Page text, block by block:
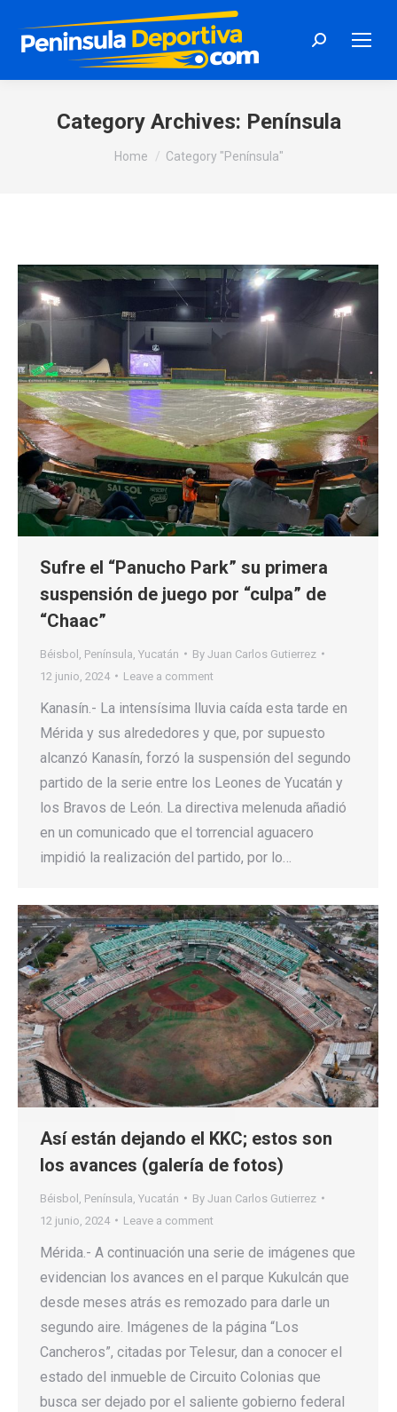
Search:
Category Archives: Península
You are here:
Home Category "Península"
Sufre el “Panucho Park” su primera
suspensión de juego por “culpa” de
“Chaac”
Béisbol Península Yucatán By Juan Carlos Gutierrez
12 junio, 2024
Leave a comment
Kanasín.- La intensísima lluvia caída esta tarde en
Mérida y sus alrededores y que, por supuesto
alcanzó Kanasín, forzó la suspensión del segundo
partido de la serie entre los Leones de Yucatán y
los Bravos de León. La directiva melenuda añadió
en un comunicado que el torrencial aguacero
impidió la realización del partido, por lo…
Así están dejando el KKC; estos son
los avances (galería de fotos)
Béisbol Península Yucatán By Juan Carlos Gutierrez
12 junio, 2024
Leave a comment
Mérida.- A continuación una serie de imágenes que
evidencian los avances en el parque Kukulcán que
desde meses atrás es remozado para darle un
segundo aire. Imágenes de la página “Los
Cancheros”, citadas por Telesur, dan a conocer el
estado del inmueble de Circuito Colonias que
busca ser dejado por el saliente gobierno federal